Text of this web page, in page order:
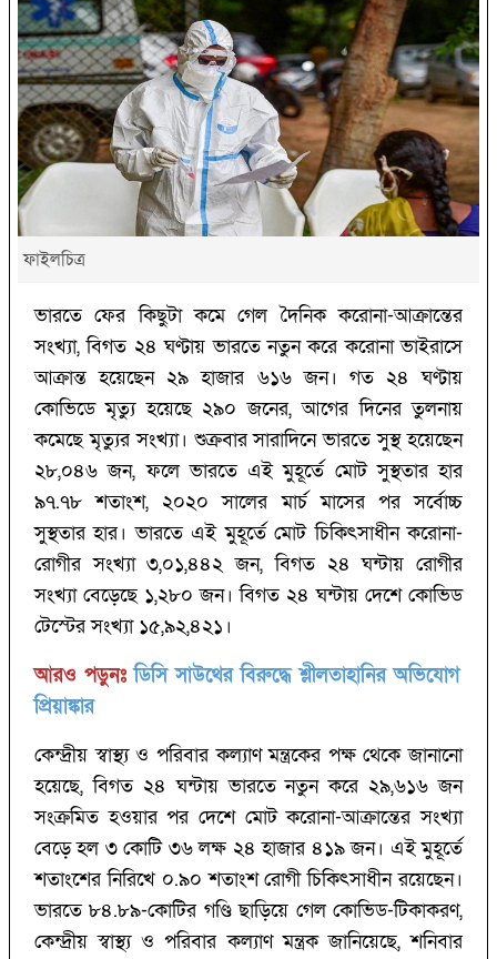
ফাইলচিত্র
ভারতে ফের কিছুটা কমে গেল দৈনিক করোনা-আক্রান্তের
সংখ্যা, বিগত ২৪ ঘণ্টায় ভারতে নতুন করে করোনা ভাইরাসে
আক্রান্ত হয়েছেন ২৯ হাজার ৬১৬ জন। গত ২৪ ঘণ্টায়
কোভিডে মৃত্যু হয়েছে ২৯০ জনের, আগের দিনের তুলনায়
কমেছে মৃত্যুর সংখ্যা। শুক্রবার সারাদিনে ভারতে সুস্থ হয়েছেন
২৮,০৪৬ জন, ফলে ভারতে এই মুহূর্তে মোট সুস্থতার হার
৯৭.৭৮ শতাংশ, ২০২০ সালের মার্চ মাসের পর সর্বোচ্চ
সুস্থতার হার। ভারতে এই মুহূর্তে মোট চিকিৎসাধীন করোনা-
রোগীর সংখ্যা ৩,০১,৪৪২ জন, বিগত ২৪ ঘন্টায় রোগীর
সংখ্যা বেড়েছে ১,২৮০ জন। বিগত ২৪ ঘন্টায় দেশে কোভিড
টেস্টের সংখ্যা ১৫,৯২,৪২১।
আরও পড়ুনঃ ডিসি সাউথের বিরুদ্ধে শ্লীলতাহানির অভিযোগ
প্রিয়াঙ্কার
কেন্দ্রীয় স্বাস্থ্য ও পরিবার কল্যাণ মন্ত্রকের পক্ষ থেকে জানানো
হয়েছে, বিগত ২৪ ঘন্টায় ভারতে নতুন করে ২৯,৬১৬ জন
সংক্রমিত হওয়ার পর দেশে মোট করোনা-আক্রান্তের সংখ্যা
বেড়ে হল ৩ কোটি ৩৬ লক্ষ ২৪ হাজার ৪১৯ জন। এই মুহূর্তে
শতাংশের নিরিখে ০.৯০ শতাংশ রোগী চিকিৎসাধীন রয়েছেন।
ভারতে ৮৪.৮৯-কোটির গণ্ডি ছাড়িয়ে গেল কোভিড-টিকাকরণ,
কেন্দ্রীয় স্বাস্থ্য ও পরিবার কল্যাণ মন্ত্রক জানিয়েছে, শনিবার